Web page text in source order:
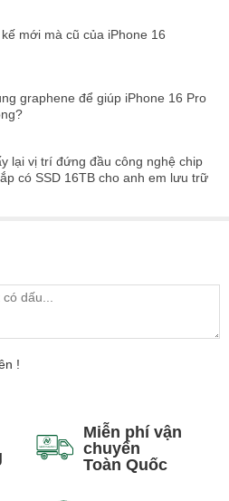
mới mà cũ của iPhone 16
graphene để giúp iPhone 16 Pro
lại vị trí đứng đầu công nghệ chip
có SSD 16TB cho anh em lưu trữ
!
Miễn phí vận
chuyển
Toàn Quốc